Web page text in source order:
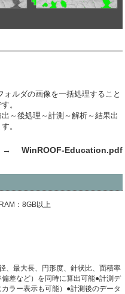
ルダの画像を一括処理すること
。
～後処理～計測～解析～結果出
。
→ WinROOF-Education.pdf
：8GB以上
、最大長、円形度、針状比、面積率
差など）を同時に算出可能●計測デ
ラー表示も可能）●計測後のデータ